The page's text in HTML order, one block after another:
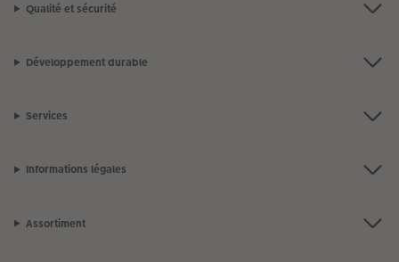
Qualité et sécurité
Développement durable
Services
Informations légales
Assortiment